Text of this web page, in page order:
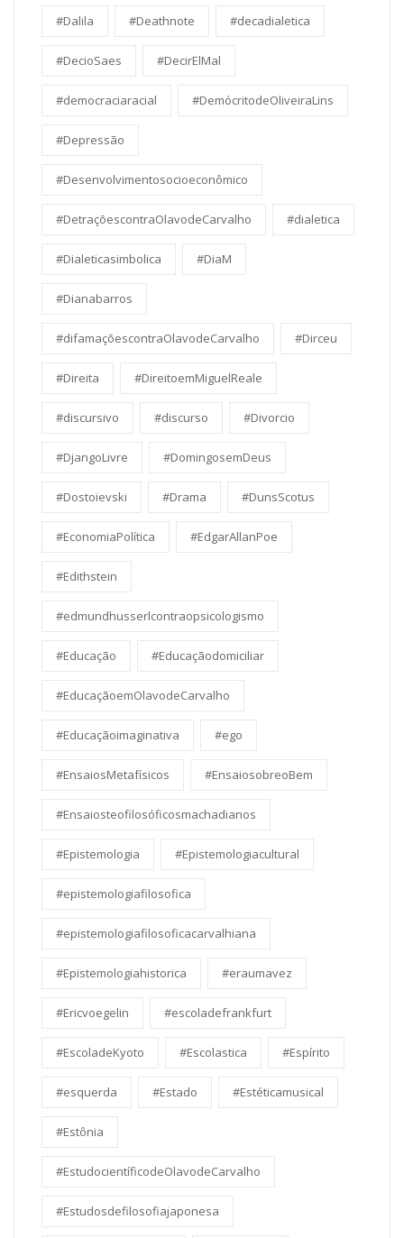
#Dalila #Deathnote #decadialetica
#DecioSaes #DecirElMal
#democraciaracial #DemócritodeOliveiraLins
#Depressão
#Desenvolvimentosocioeconômico
#DetraçõescontraOlavodeCarvalho #dialetica
#Dialeticasimbolica #DiaM
#Dianabarros
#difamaçõescontraOlavodeCarvalho #Dirceu
#Direita #DireitoemMiguelReale
#discursivo #discurso #Divorcio
#DjangoLivre #DomingosemDeus
#Dostoievski #Drama #DunsScotus
#EconomiaPolítica #EdgarAllanPoe
#Edithstein
#edmundhusserlcontraopsicologismo
#Educação #Educaçãodomiciliar
#EducaçãoemOlavodeCarvalho
#Educaçãoimaginativa #ego
#EnsaiosMetafísicos #EnsaiosobreoBem
#Ensaiosteofilosóficosmachadianos
#Epistemologia #Epistemologiacultural
#epistemologiafilosofica
#epistemologiafilosoficacarvalhiana
#Epistemologiahistorica #eraumavez
#Ericvoegelin #escoladefrankfurt
#EscoladeKyoto #Escolastica #Espírito
#esquerda #Estado #Estéticamusical
#Estônia
#EstudocientíficodeOlavodeCarvalho
#Estudosdefilosofiajaponesa